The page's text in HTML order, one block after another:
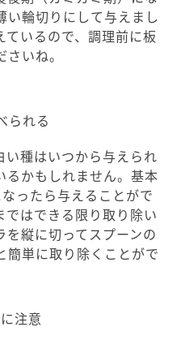
い輪切りにして与えまし
ているので、調理前に板
いね。
られる
い種はいつから与えられ
るかもしれません。基本
ったら与えることがで
ではできる限り取り除い
縦に切ってスプーンの
簡単に取り除くことがで
注意